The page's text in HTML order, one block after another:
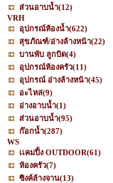
ส่วนอาบน้ำ(12)
VRH
อุปกรณ์ห้องน้ำ(622)
สุขภัณฑ์/อ่างล้างหน้า(22)
บานพับ ลูกบิด(4)
อุปกรณ์ห้องครัว(11)
อุปกรณ์ อ่างล้างหน้า(45)
อะไหล่(9)
อ่างอาบน้ำ(1)
ส่วนอาบน้ำ(95)
ก๊อกน้ำ(287)
WS
เเคมปิ้ง OUTDOOR(61)
ห้องครัว(7)
ซิงค์ล้างจาน(13)